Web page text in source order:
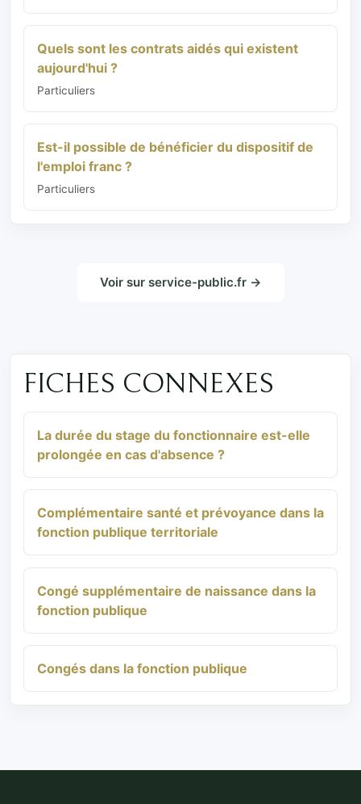
Quels sont les contrats aidés qui existent
aujourd'hui ?
Particuliers
Est-il possible de bénéficier du dispositif de
l'emploi franc ?
Particuliers
Voir sur service-public.fr →
FICHES CONNEXES
La durée du stage du fonctionnaire est-elle
prolongée en cas d'absence ?
Complémentaire santé et prévoyance dans la
fonction publique territoriale
Congé supplémentaire de naissance dans la
fonction publique
Congés dans la fonction publique